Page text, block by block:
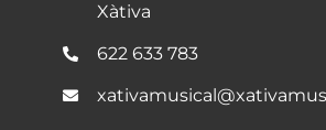
Xàtiva
622 633 783